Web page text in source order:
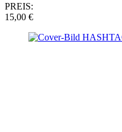
PREIS:
15,00 €